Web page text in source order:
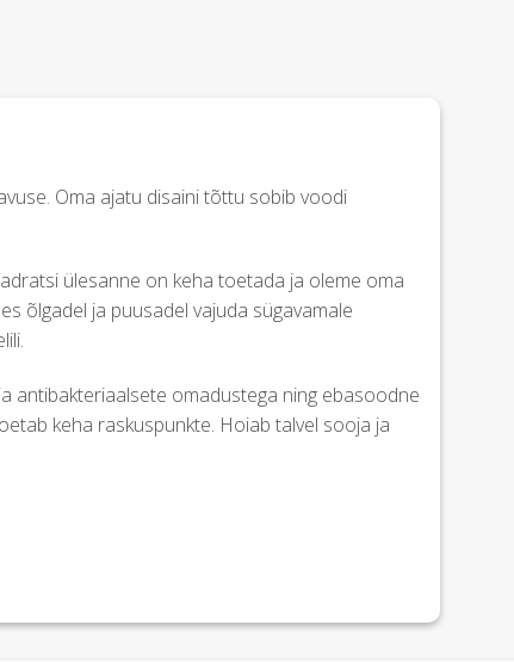
Oma ajatu disaini tõttu sobib voodi
ülesanne on keha toetada ja oleme oma
õlgadel ja puusadel vajuda sügavamale
antibakteriaalsete omadustega ning ebasoodne
keha raskuspunkte. Hoiab talvel sooja ja